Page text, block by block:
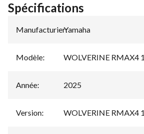
Spécifications
Manufacturier:
Yamaha
Modèle: WOLVERINE RMAX4
Année: 2025
Version: WOLVERINE RMAX4